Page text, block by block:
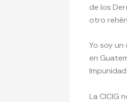
de los
otro
Yo soy
en
La CICIG